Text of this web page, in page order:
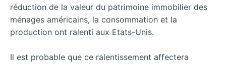
réduction de la valeur du patrimoine immobilier des
ménages américains, la consommation et la
production ont ralenti aux Etats-Unis.
Il est probable que ce ralentissement affectera